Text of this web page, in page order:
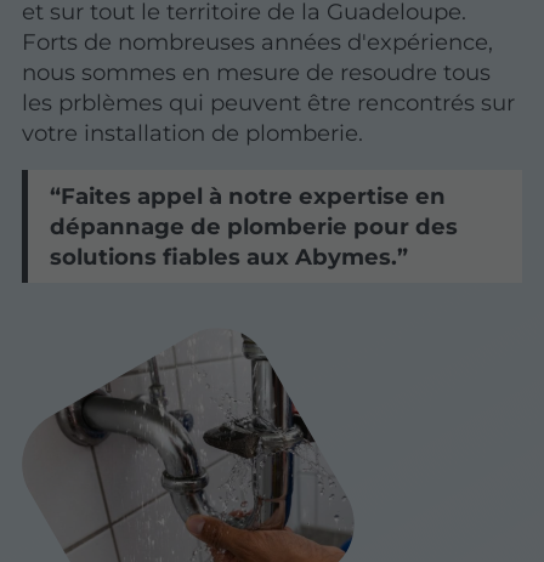
et sur tout le territoire de la Guadeloupe.
Forts de nombreuses années d'expérience,
nous sommes en mesure de resoudre tous
les prblèmes qui peuvent être rencontrés sur
votre installation de plomberie.
Faites appel à notre expertise en
dépannage de plomberie pour des
solutions fiables aux Abymes.